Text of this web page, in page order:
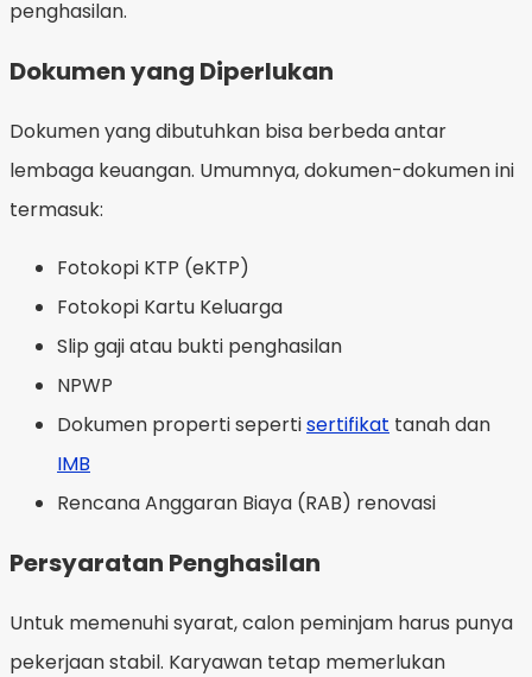
penghasilan.
Dokumen yang Diperlukan
Dokumen yang dibutuhkan bisa berbeda antar
lembaga keuangan. Umumnya, dokumen-dokumen ini
termasuk:
Fotokopi KTP (eKTP)
Fotokopi Kartu Keluarga
Slip gaji atau bukti penghasilan
NPWP
Dokumen properti sepertisertifikat tanah dan
IMB
Rencana Anggaran Biaya (RAB) renovasi
Persyaratan Penghasilan
Untuk memenuhi syarat, calon peminjam harus punya
pekerjaan stabil. Karyawan tetap memerlukan